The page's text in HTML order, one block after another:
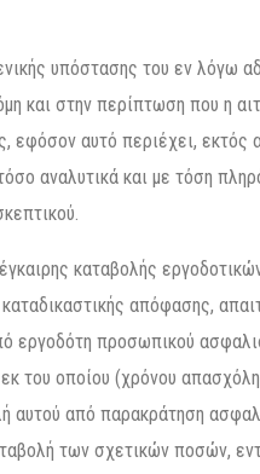
υπόστασης του εν λόγω
και στην περίπτωση που η
εφόσον αυτό περιέχει, εκτός
αναλυτικά και με τόση
καταβολής
απόφασης,
εργοδότη προσωπικού
του οποίου (χρόνου
αυτού από παρακράτηση
των σχετικών ποσών,